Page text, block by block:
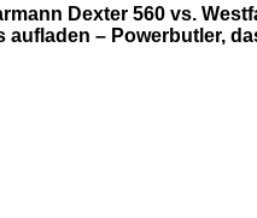
Dexter 560 vs.
aufladen – Powerbutler,